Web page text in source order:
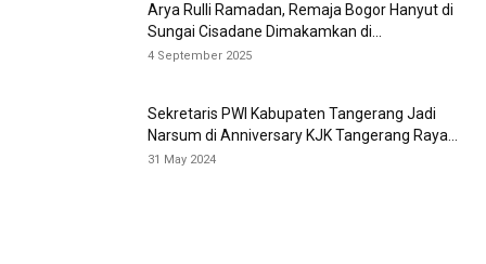
Arya Rulli Ramadan, Remaja Bogor Hanyut di
Sungai Cisadane Dimakamkan di...
4 September 2025
Sekretaris PWI Kabupaten Tangerang Jadi
Narsum di Anniversary KJK Tangerang Raya...
31 May 2024